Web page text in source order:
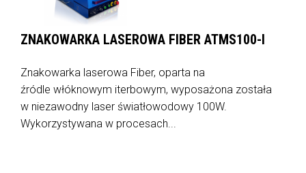
ZNAKOWARKA LASEROWA FIBER ATMS100-I
Znakowarka laserowa Fiber, oparta na
źródle włóknowym iterbowym, wyposażona została
w niezawodny laser światłowodowy 100W.
Wykorzystywana w procesach...